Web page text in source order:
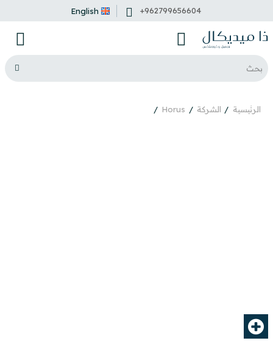
+962799656604
English
الرئيسية الشركة Horus